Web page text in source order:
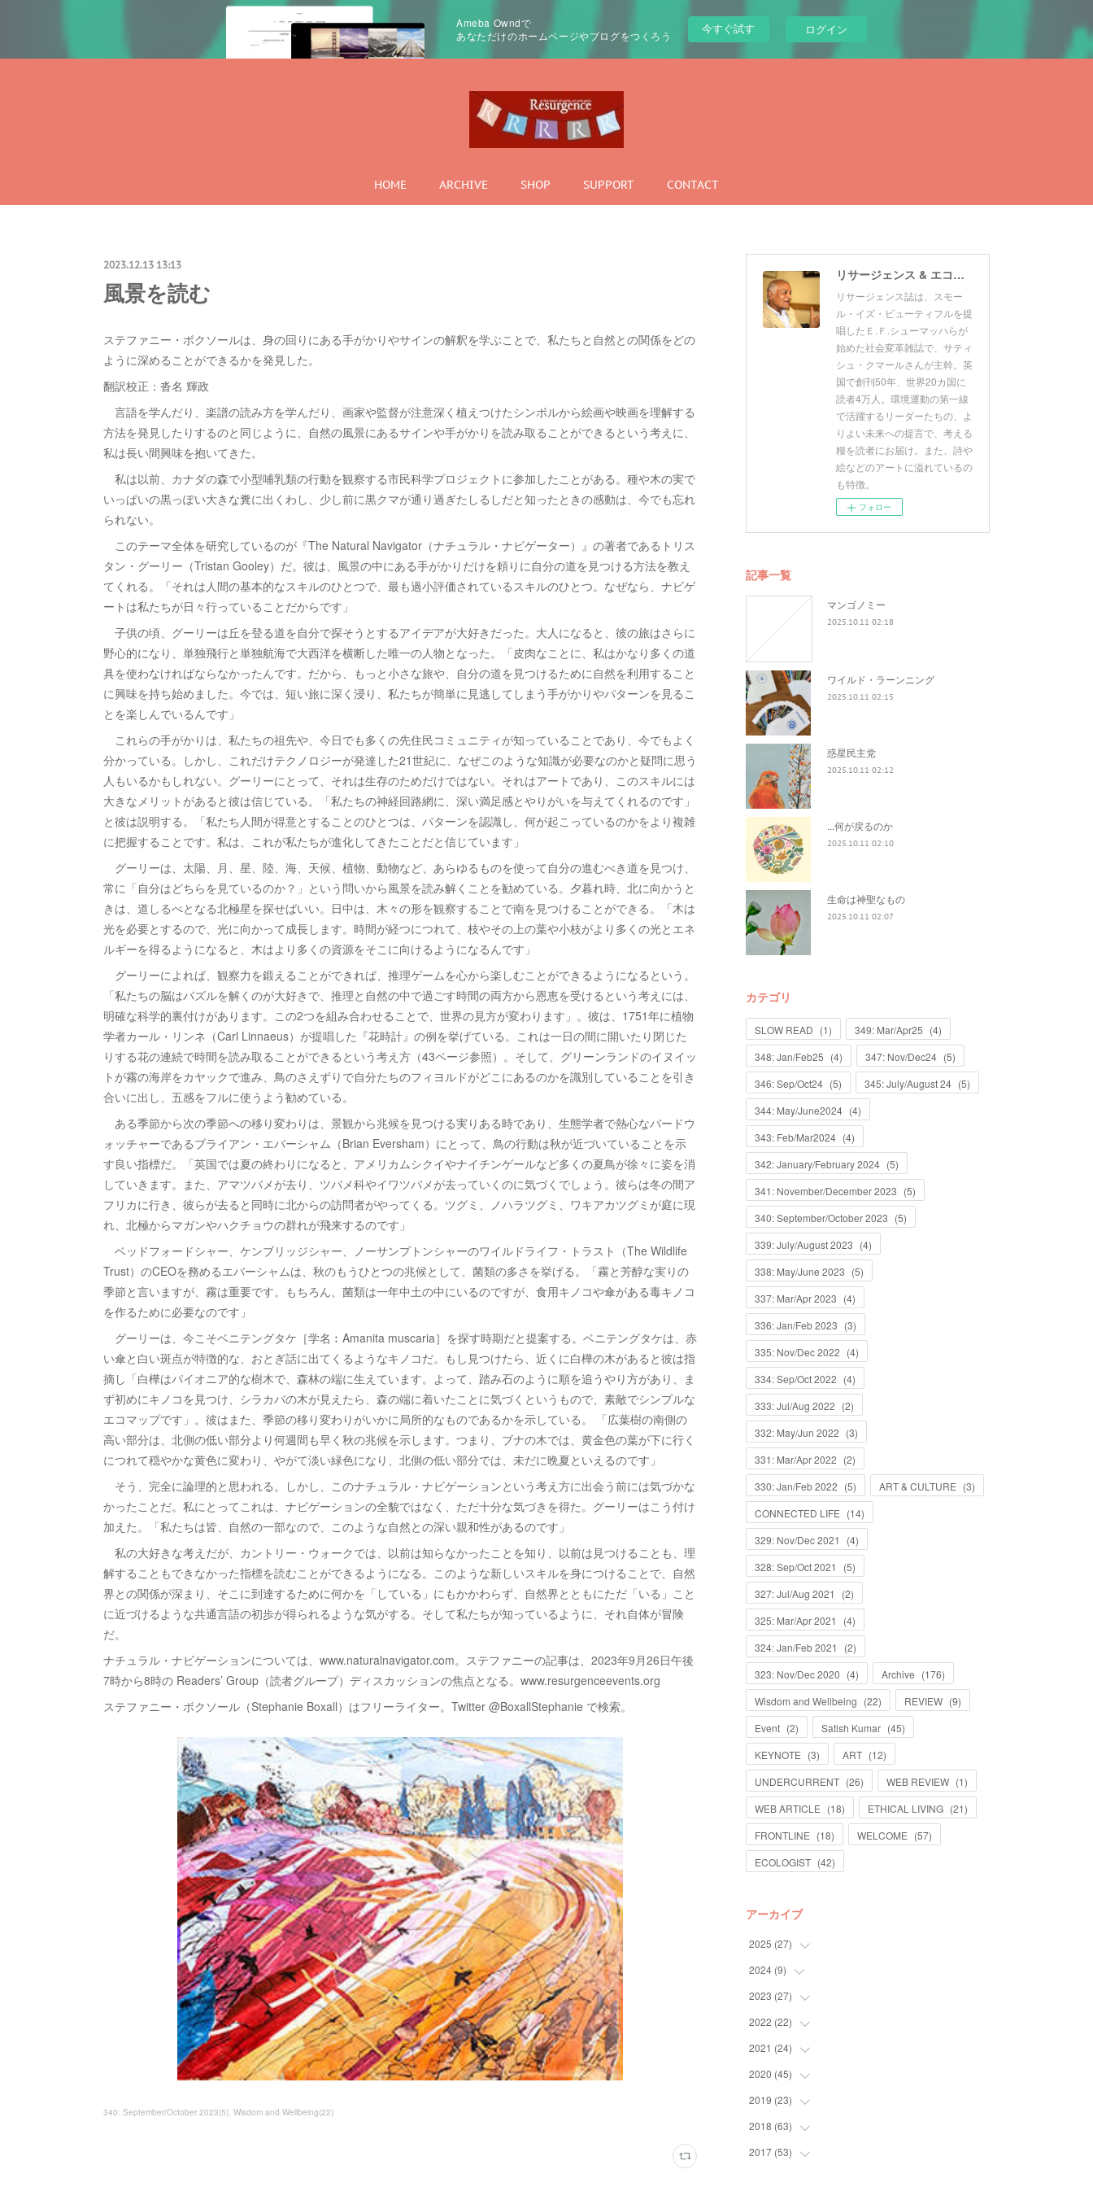
Ameba Owndで
あなただけのホームページやブログをつくろう
今すぐ試す ログイン
HOME ARCHIVE SHOP SUPPORT CONTACT
2023.12.13 13:13
風景を読む
ステファニー・ボクソールは、身の回りにある手がかりやサインの解釈を学ぶことで、私たちと自然との関係をどの
ように深めることができるかを発見した。
翻訳校正：沓名 輝政
言語を学んだり、楽譜の読み方を学んだり、画家や監督が注意深く植えつけたシンボルから絵画や映画を理解する
方法を発見したりするのと同じように、自然の風景にあるサインや手がかりを読み取ることができるという考えに、
私は長い間興味を抱いてきた。
私は以前、カナダの森で小型哺乳類の行動を観察する市民科学プロジェクトに参加したことがある。種や木の実で
いっぱいの黒っぽい大きな糞に出くわし、少し前に黒クマが通り過ぎたしるしだと知ったときの感動は、今でも忘れ
られない。
このテーマ全体を研究しているのが『The Natural Navigator（ナチュラル・ナビゲーター）』の著者であるトリス
タン・グーリー（Tristan Gooley）だ。彼は、風景の中にある手がかりだけを頼りに自分の道を見つける方法を教え
てくれる。「それは人間の基本的なスキルのひとつで、最も過小評価されているスキルのひとつ。なぜなら、ナビゲ
ートは私たちが日々行っていることだからです」
子供の頃、グーリーは丘を登る道を自分で探そうとするアイデアが大好きだった。大人になると、彼の旅はさらに
野心的になり、単独飛行と単独航海で大西洋を横断した唯一の人物となった。「皮肉なことに、私はかなり多くの道
具を使わなければならなかったんです。だから、もっと小さな旅や、自分の道を見つけるために自然を利用すること
に興味を持ち始めました。今では、短い旅に深く浸り、私たちが簡単に見逃してしまう手がかりやパターンを見るこ
とを楽しんでいるんです」
これらの手がかりは、私たちの祖先や、今日でも多くの先住民コミュニティが知っていることであり、今でもよく
分かっている。しかし、これだけテクノロジーが発達した21世紀に、なぜこのような知識が必要なのかと疑問に思う
人もいるかもしれない。グーリーにとって、それは生存のためだけではない。それはアートであり、このスキルには
大きなメリットがあると彼は信じている。「私たちの神経回路網に、深い満足感とやりがいを与えてくれるのです」
と彼は説明する。「私たち人間が得意とすることのひとつは、パターンを認識し、何が起こっているのかをより複雑
に把握することです。私は、これが私たちが進化してきたことだと信じています」
グーリーは、太陽、月、星、陸、海、天候、植物、動物など、あらゆるものを使って自分の進むべき道を見つけ、
常に「自分はどちらを見ているのか？」という問いから風景を読み解くことを勧めている。夕暮れ時、北に向かうと
きは、道しるべとなる北極星を探せばいい。日中は、木々の形を観察することで南を見つけることができる。「木は
光を必要とするので、光に向かって成長します。時間が経つにつれて、枝やその上の葉や小枝がより多くの光とエネ
ルギーを得るようになると、木はより多くの資源をそこに向けるようになるんです」
グーリーによれば、観察力を鍛えることができれば、推理ゲームを心から楽しむことができるようになるという。
「私たちの脳はパズルを解くのが大好きで、推理と自然の中で過ごす時間の両方から恩恵を受けるという考えには、
明確な科学的裏付けがあります。この2つを組み合わせることで、世界の見方が変わります」。彼は、1751年に植物
学者カール・リンネ（Carl Linnaeus）が提唱した『花時計』の例を挙げている。これは一日の間に開いたり閉じた
りする花の連続で時間を読み取ることができるという考え方（43ページ参照）。そして、グリーンランドのイヌイッ
トが霧の海岸をカヤックで進み、鳥のさえずりで自分たちのフィヨルドがどこにあるのかを識別していることを引き
合いに出し、五感をフルに使うよう勧めている。
ある季節から次の季節への移り変わりは、景観から兆候を見つける実りある時であり、生態学者で熱心なバードウ
ォッチャーであるブライアン・エバーシャム（Brian Eversham）にとって、鳥の行動は秋が近づいていることを示
す良い指標だ。「英国では夏の終わりになると、アメリカムシクイやナイチンゲールなど多くの夏鳥が徐々に姿を消
していきます。また、アマツバメが去り、ツバメ科やイワツバメが去っていくのに気づくでしょう。彼らは冬の間ア
フリカに行き、彼らが去ると同時に北からの訪問者がやってくる。ツグミ、ノハラツグミ、ワキアカツグミが庭に現
れ、北極からマガンやハクチョウの群れが飛来するのです」
ベッドフォードシャー、ケンブリッジシャー、ノーサンプトンシャーのワイルドライフ・トラスト（The Wildlife
Trust）のCEOを務めるエバーシャムは、秋のもうひとつの兆候として、菌類の多さを挙げる。「霧と芳醇な実りの
季節と言いますが、霧は重要です。もちろん、菌類は一年中土の中にいるのですが、食用キノコや傘がある毒キノコ
を作るために必要なのです」
グーリーは、今こそベニテングタケ［学名︰Amanita muscaria］を探す時期だと提案する。ベニテングタケは、赤
い傘と白い斑点が特徴的な、おとぎ話に出てくるようなキノコだ。もし見つけたら、近くに白樺の木があると彼は指
摘し「白樺はパイオニア的な樹木で、森林の端に生えています。よって、踏み石のように順を追うやり方があり、ま
ず初めにキノコを見つけ、シラカバの木が見えたら、森の端に着いたことに気づくというもので、素敵でシンプルな
エコマップです」。彼はまた、季節の移り変わりがいかに局所的なものであるかを示している。 「広葉樹の南側の
高い部分は、北側の低い部分より何週間も早く秋の兆候を示します。つまり、ブナの木では、黄金色の葉が下に行く
につれて穏やかな黄色に変わり、やがて淡い緑色になり、北側の低い部分では、未だに晩夏といえるのです」
そう、完全に論理的と思われる。しかし、このナチュラル・ナビゲーションという考え方に出会う前には気づかな
かったことだ。私にとってこれは、ナビゲーションの全貌ではなく、ただ十分な気づきを得た。グーリーはこう付け
加えた。「私たちは皆、自然の一部なので、このような自然との深い親和性があるのです」
私の大好きな考えだが、カントリー・ウォークでは、以前は知らなかったことを知り、以前は見つけることも、理
解することもできなかった指標を読むことができるようになる。このような新しいスキルを身につけることで、自然
界との関係が深まり、そこに到達するために何かを「している」にもかかわらず、自然界とともにただ「いる」こと
に近づけるような共通言語の初歩が得られるような気がする。そして私たちが知っているように、それ自体が冒険
だ。
ナチュラル・ナビゲーションについては、www.naturalnavigator.com。ステファニーの記事は、2023年9月26日午後
7時から8時の Readers’ Group（読者グループ）ディスカッションの焦点となる。www.resurgenceevents.org
ステファニー・ボクソール（Stephanie Boxall）はフリーライター。Twitter @BoxallStephanie で検索。
340: September/October 2023(5) Wisdom and Wellbeing(22)
リサージェンス & エコロジスト 日本版
リサージェンス誌は、スモー
ル・イズ・ビューティフルを提
唱したＥ.Ｆ.シューマッハらが
始めた社会変革雑誌で、サティ
シュ・クマールさんが主幹。英
国で創刊50年、世界20カ国に
読者4万人。環境運動の第一線
で活躍するリーダーたちの、よ
りよい未来への提言で、考える
糧を読者にお届け。また、詩や
絵などのアートに溢れているの
も特徴。
フォロー
記事一覧
マンゴノミー
2025.10.11 02:18
ワイルド・ラーンニング
2025.10.11 02:15
惑星民主党
2025.10.11 02:12
...何が戻るのか
2025.10.11 02:10
生命は神聖なもの
2025.10.11 02:07
カテゴリ
SLOW READ (1) 349: Mar/Apr25 (4)
348: Jan/Feb25 (4) 347: Nov/Dec24 (5)
346: Sep/Oct24 (5) 345: July/August 24 (5)
344: May/June2024 (4)
343: Feb/Mar2024 (4)
342: January/February 2024 (5)
341: November/December 2023 (5)
340: September/October 2023 (5)
339: July/August 2023 (4)
338: May/June 2023 (5)
337: Mar/Apr 2023 (4)
336: Jan/Feb 2023 (3)
335: Nov/Dec 2022 (4)
334: Sep/Oct 2022 (4)
333: Jul/Aug 2022 (2)
332: May/Jun 2022 (3)
331: Mar/Apr 2022 (2)
330: Jan/Feb 2022 (5) ART & CULTURE (3)
CONNECTED LIFE (14)
329: Nov/Dec 2021
(4)
328: Sep/Oct 2021
(5)
327: Jul/Aug 2021
(2)
325: Mar/Apr 2021
(4)
324: Jan/Feb 2021
(2)
323: Nov/Dec 2020 (4) Archive (176)
Wisdom and Wellbeing (22) REVIEW (9)
Event (2) Satish Kumar (45)
KEYNOTE (3) ART (12)
UNDERCURRENT (26) WEB REVIEW (1)
WEB ARTICLE (18) ETHICAL LIVING (21)
FRONTLINE (18) WELCOME (57)
ECOLOGIST (42)
アーカイブ
2025 (27)
(
13)
(14 )
2024 (9)
(4
(5
2023 (27)
(10
)
(9
(4
(4
2022 (22)
(4
(4
(7
(2
(5
2021 (24)
(10
)
(3
(4
(5
2020 (45)
(6
(10
)
(12
)
2019 (23)
(6
(6
2018 (63)
(4
2017 (53)